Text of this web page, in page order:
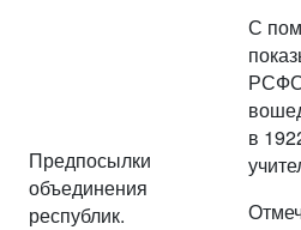
Предпосылки
объединения
республик.
С
в